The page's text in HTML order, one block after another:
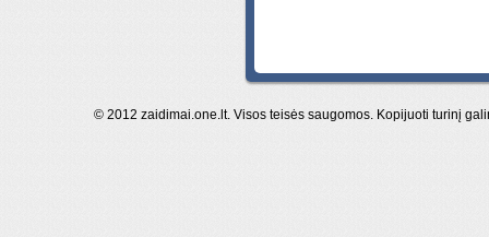
© 2012 zaidimai.one.lt. Visos teisės saugomos. Kopijuoti turinį